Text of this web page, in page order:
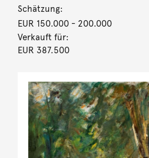
Schätzung:
EUR 150.000- 200.000
Verkauft für:
EUR 387.500